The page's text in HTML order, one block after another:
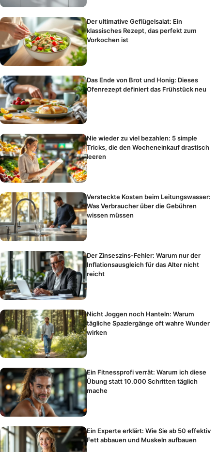
Der ultimative Geflügelsalat: Ein
klassisches Rezept, das perfekt zum
Vorkochen ist
Das Ende von Brot und Honig: Dieses
Ofenrezept definiert das Frühstück neu
Nie wieder zu viel bezahlen: 5 simple
Tricks, die den Wocheneinkauf drastisch
leeren
Versteckte Kosten beim Leitungswasser:
Was Verbraucher über die Gebühren
wissen müssen
Der Zinseszins-Fehler: Warum nur der
Inflationsausgleich für das Alter nicht
reicht
Nicht Joggen noch Hanteln: Warum
tägliche Spaziergänge oft wahre Wunder
wirken
Ein Fitnessprofi verrät: Warum ich diese
Übung statt 10.000 Schritten täglich
mache
Ein Experte erklärt: Wie Sie ab 50 effektiv
Fett abbauen und Muskeln aufbauen